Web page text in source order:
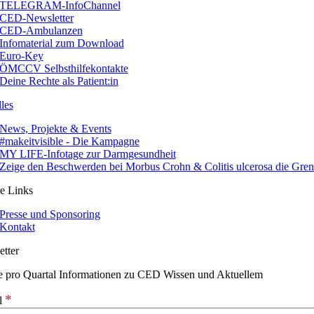
InfoChannel
Newsletter
Ambulanzen
zum Download
Key
Selbsthilfekontakte
Rechte als Patient:in
Projekte & Events
- Die Kampagne
LIFE-Infotage zur Darmgesundheit
den Beschwerden bei Morbus Crohn & Colitis ulcerosa die
Links
und Sponsoring
pro Quartal Informationen zu CED Wissen und Aktuellem
*